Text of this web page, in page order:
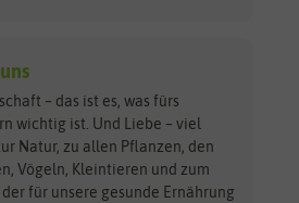
– das ist es, was fürs
wichtig ist. Und Liebe – viel
Natur, zu allen Pflanzen, den
Vögeln, Kleintieren und zum
der für unsere gesunde Ernährung